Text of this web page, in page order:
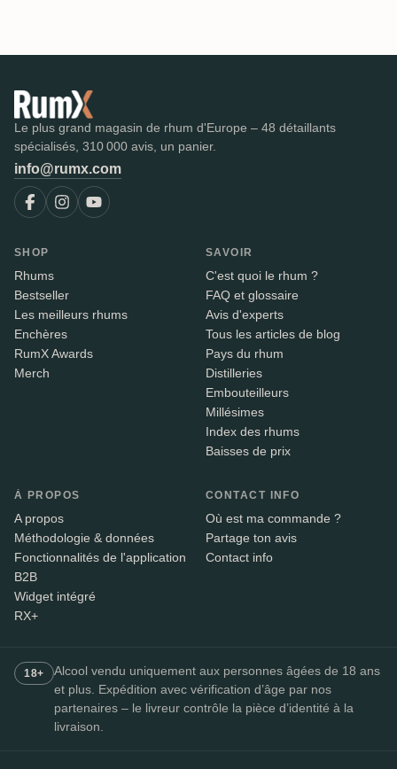
Le plus grand magasin de rhum d'Europe – 48 détaillants
spécialisés, 310 000 avis, un panier.
info@rumx.com
SHOP
Rhums
Bestseller
Les meilleurs rhums
Enchères
RumX Awards
Merch
SAVOIR
C'est quoi le rhum ?
FAQ et glossaire
Avis d'experts
Tous les articles de blog
Pays du rhum
Distilleries
Embouteilleurs
Millésimes
Index des rhums
Baisses de prix
À PROPOS
A propos
Méthodologie & données
Fonctionnalités de l'application
B2B
Widget intégré
RX+
CONTACT INFO
Où est ma commande ?
Partage ton avis
Contact info
18+
Alcool vendu uniquement aux personnes âgées de 18 ans
et plus. Expédition avec vérification d’âge par nos
partenaires – le livreur contrôle la pièce d’identité à la
livraison.